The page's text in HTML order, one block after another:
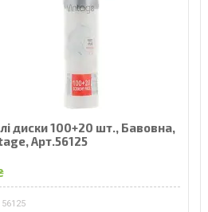
диски 100+20 шт., Бавовна,
Арт.56125
56125